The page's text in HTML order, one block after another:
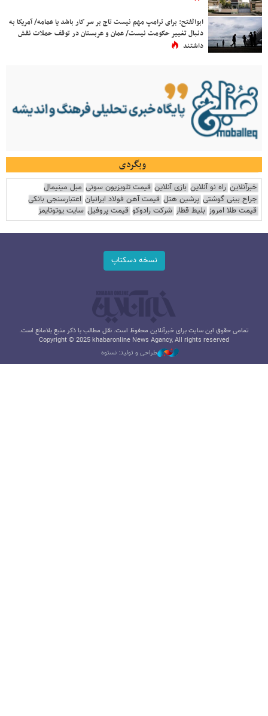
ابوالفتح: برای ترامپ مهم نیست تاج بر سر کار باشد یا عمامه/ آمریکا به
دنبال تغییر حکومت نیست/ عمان و عربستان در توقف حملات نقش
داشتند
وبگردی
خبرآنلاین راه نو آنلاین بازی آنلاین قیمت تلویزیون سونی مبل مینیمال
جراح بینی گوشتی پرشین هتل قیمت آهن فولاد ایرانیان اعتبارسنجی بانکی
قیمت طلا امروز بلیط قطار شرکت رادوکو قیمت پروفیل سایت یوتوتایمز
نسخه دسکتاپ
تمامی حقوق این سایت برای خبرآنلاین محفوظ است. نقل مطالب با ذکر منبع بلامانع است.
Copyright © 2025 khabaronline News Agancy, All rights reserved
طراحی و تولید: نستوه